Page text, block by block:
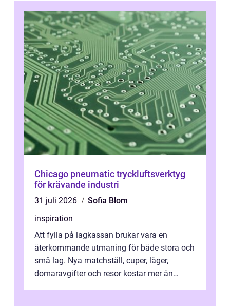
Chicago pneumatic tryckluftsverktyg
för krävande industri
31 juli 2026
Sofia Blom
inspiration
Att fylla på lagkassan brukar vara en
återkommande utmaning för både stora och
små lag. Nya matchställ, cuper, läger,
domaravgifter och resor kostar mer än